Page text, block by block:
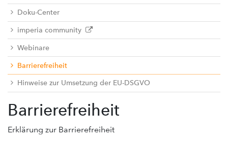
Doku-Center
imperia community
Webinare
Barrierefreiheit
Hinweise zur Umsetzung der EU-DSGVO
Barrierefreiheit
Erklärung zur Barrierefreiheit